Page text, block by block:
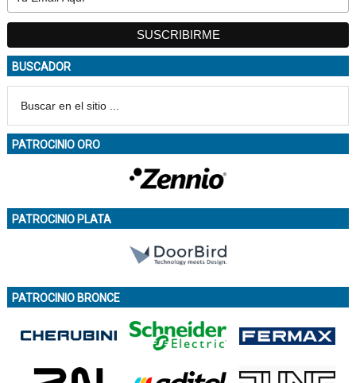
BUSCADOR
PATROCINIO ORO
PATROCINIO PLATA
PATROCINIO BRONCE